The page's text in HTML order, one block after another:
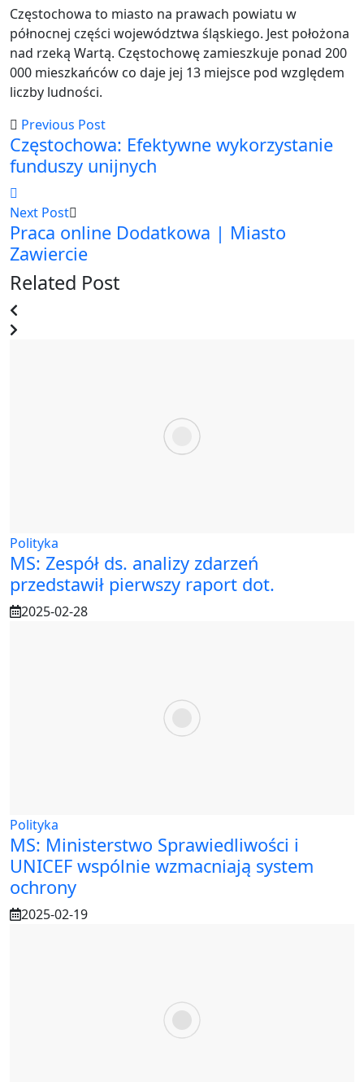
Częstochowa to miasto na prawach powiatu w
północnej części województwa śląskiego. Jest położona
nad rzeką Wartą. Częstochowę zamieszkuje ponad 200
000 mieszkańców co daje jej 13 miejsce pod względem
liczby ludności.
Previous Post
Częstochowa: Efektywne wykorzystanie
funduszy unijnych
Next Post
Praca online Dodatkowa | Miasto
Zawiercie
Related Post
Polityka
MS: Zespół ds. analizy zdarzeń
przedstawił pierwszy raport dot.
2025-02-28
Polityka
MS: Ministerstwo Sprawiedliwości i
UNICEF wspólnie wzmacniają system
ochrony
2025-02-19